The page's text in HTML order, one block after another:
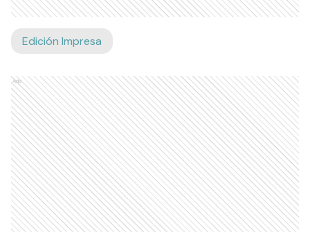
Edición Impresa
Ads